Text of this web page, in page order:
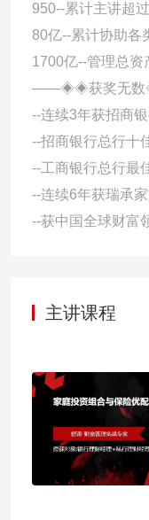
950--累计主讲超
80亿--累计协助各
1700亿--管理总资
——◈◈获奖无
--连续3年获招商
--招商银行总行十
--工商银行总行最
--连续6年获瑞承
主讲课程